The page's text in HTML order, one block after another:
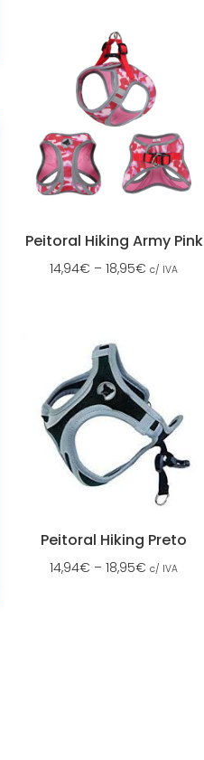
Peitoral Hiking Army Pink
14,94€ –18,95€ c/ IVA
Peitoral Hiking Preto
14,94€ –18,95€ c/ IVA